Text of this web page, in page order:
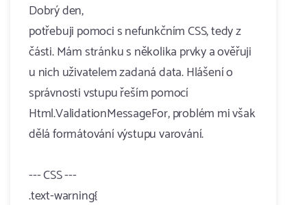
Dobrý den,
potřebuji pomoci s nefunkčním CSS, tedy z
části. Mám stránku s několika prvky a ověřuji
u nich uživatelem zadaná data. Hlášení o
správnosti vstupu řeším pomocí
Html.ValidationMessageFor, problém mi však
dělá formátování výstupu varování.
--- CSS ---
.text-warning{